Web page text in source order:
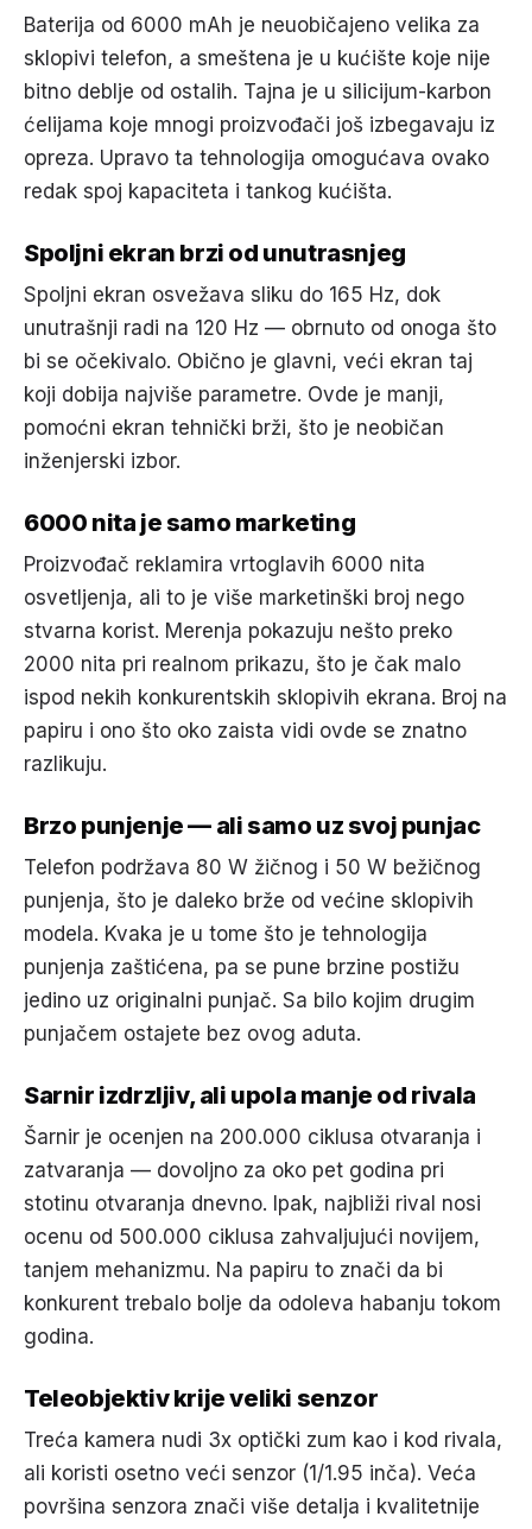
Baterija od 6000 mAh je neuobičajeno velika za
sklopivi telefon, a smeštena je u kućište koje nije
bitno deblje od ostalih. Tajna je u silicijum-karbon
ćelijama koje mnogi proizvođači još izbegavaju iz
opreza. Upravo ta tehnologija omogućava ovako
redak spoj kapaciteta i tankog kućišta.
Spoljni ekran brzi od unutrasnjeg
Spoljni ekran osvežava sliku do 165 Hz, dok
unutrašnji radi na 120 Hz — obrnuto od onoga što
bi se očekivalo. Obično je glavni, veći ekran taj
koji dobija najviše parametre. Ovde je manji,
pomoćni ekran tehnički brži, što je neobičan
inženjerski izbor.
6000 nita je samo marketing
Proizvođač reklamira vrtoglavih 6000 nita
osvetljenja, ali to je više marketinški broj nego
stvarna korist. Merenja pokazuju nešto preko
2000 nita pri realnom prikazu, što je čak malo
ispod nekih konkurentskih sklopivih ekrana. Broj na
papiru i ono što oko zaista vidi ovde se znatno
razlikuju.
Brzo punjenje — ali samo uz svoj punjac
Telefon podržava 80 W žičnog i 50 W bežičnog
punjenja, što je daleko brže od većine sklopivih
modela. Kvaka je u tome što je tehnologija
punjenja zaštićena, pa se pune brzine postižu
jedino uz originalni punjač. Sa bilo kojim drugim
punjačem ostajete bez ovog aduta.
Sarnir izdrzljiv, ali upola manje od rivala
Šarnir je ocenjen na 200.000 ciklusa otvaranja i
zatvaranja — dovoljno za oko pet godina pri
stotinu otvaranja dnevno. Ipak, najbliži rival nosi
ocenu od 500.000 ciklusa zahvaljujući novijem,
tanjem mehanizmu. Na papiru to znači da bi
konkurent trebalo bolje da odoleva habanju tokom
godina.
Teleobjektiv krije veliki senzor
Treća kamera nudi 3x optički zum kao i kod rivala,
ali koristi osetno veći senzor (1/1.95 inča). Veća
površina senzora znači više detalja i kvalitetnije